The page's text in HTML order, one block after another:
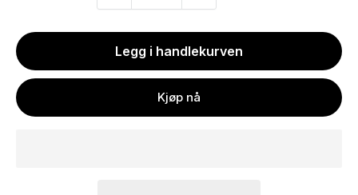
Legg i handlekurven
Kjøp nå